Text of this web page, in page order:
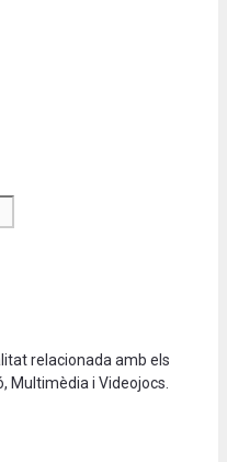
relacionada amb els
Multimèdia i Videojocs.